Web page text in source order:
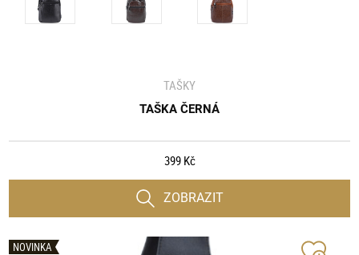
TAŠKY
TAŠKA ČERNÁ
399 Kč
ZOBRAZIT
NOVINKA